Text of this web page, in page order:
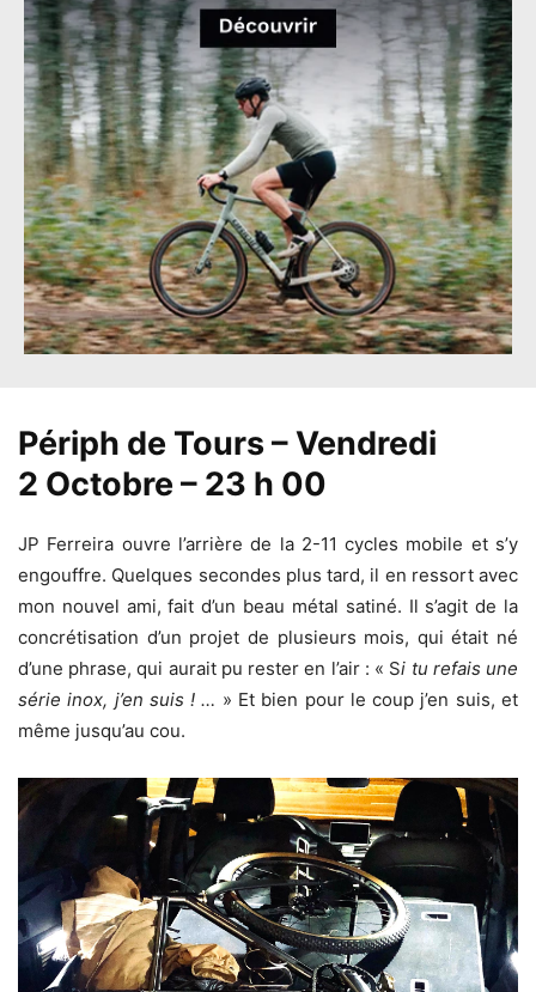
Périph de Tours – Vendredi
2 Octobre – 23 h 00
JP Ferreira ouvre l’arrière de la 2-11 cycles mobile et s’y
engouffre. Quelques secondes plus tard, il en ressort avec
mon nouvel ami, fait d’un beau métal satiné. Il s’agit de la
concrétisation d’un projet de plusieurs mois, qui était né
d’une phrase, qui aurait pu rester en l’air : « Si tu refais une
série inox, j’en suis ! … » Et bien pour le coup j’en suis, et
même jusqu’au cou.